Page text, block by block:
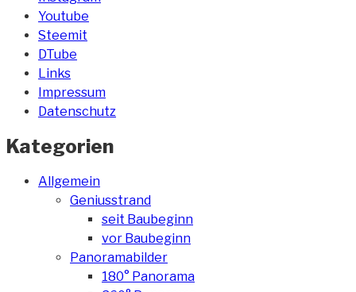
Youtube
Steemit
DTube
Links
Impressum
Datenschutz
Kategorien
Allgemein
Geniusstrand
seit Baubeginn
vor Baubeginn
Panoramabilder
180° Panorama